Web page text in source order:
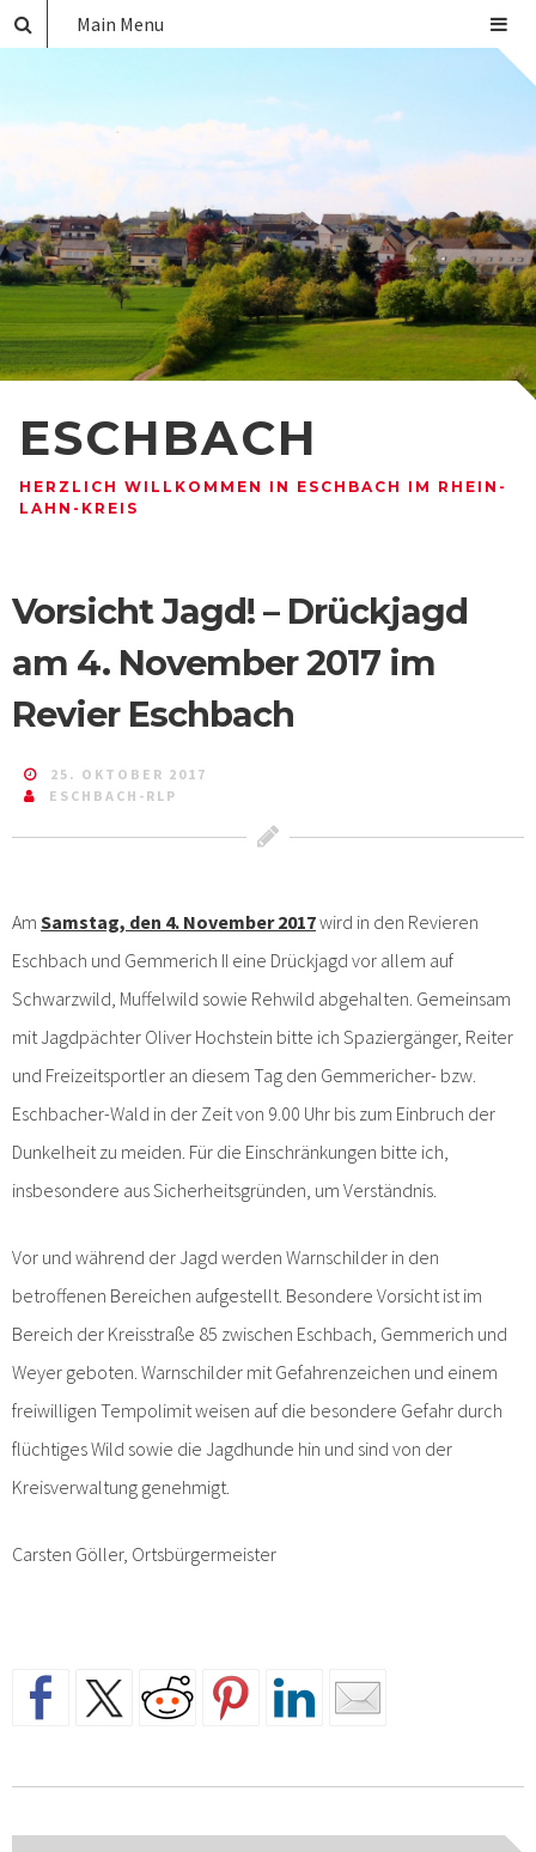
ESCHBACH
HERZLICH WILLKOMMEN IN ESCHBACH IM RHEIN-
LAHN-KREIS
Main Menu
Vorsicht Jagd! – Drückjagd
am 4. November 2017 im
Revier Eschbach
25. OKTOBER 2017
ESCHBACH-RLP
Am Samstag, den 4. November 2017wird in den Revieren
Eschbach und Gemmerich II eine Drückjagd vor allem auf
Schwarzwild, Muffelwild sowie Rehwild abgehalten. Gemeinsam
mit Jagdpächter Oliver Hochstein bitte ich Spaziergänger, Reiter
und Freizeitsportler an diesem Tag den Gemmericher- bzw.
Eschbacher-Wald in der Zeit von 9.00 Uhr bis zum Einbruch der
Dunkelheit zu meiden. Für die Einschränkungen bitte ich,
insbesondere aus Sicherheitsgründen, um Verständnis.
Vor und während der Jagd werden Warnschilder in den
betroffenen Bereichen aufgestellt. Besondere Vorsicht ist im
Bereich der Kreisstraße 85 zwischen Eschbach, Gemmerich und
Weyer geboten. Warnschilder mit Gefahrenzeichen und einem
freiwilligen Tempolimit weisen auf die besondere Gefahr durch
flüchtiges Wild sowie die Jagdhunde hin und sind von der
Kreisverwaltung genehmigt.
Carsten Göller, Ortsbürgermeister